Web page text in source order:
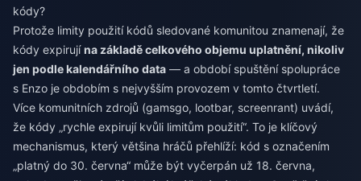
kódy?
Protože limity použití kódů sledované komunitou znamenají, že
kódy expirujína základě celkového objemu uplatnění, nikoliv
jen podle kalendářního data — a období spuštění spolupráce
s Enzo je obdobím s nejvyšším provozem v tomto čtvrtletí.
Více komunitních zdrojů (gamsgo, lootbar, screenrant) uvádí,
že kódy „rychle expirují kvůli limitům použití“. To je klíčový
mechanismus, který většina hráčů přehlíží: kód s označením
„platný do 30. června“ může být vyčerpán už 18. června,